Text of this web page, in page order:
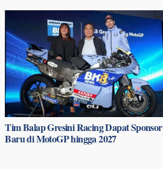
Tim Balap Gresini Racing Dapat Sponsor
Baru di MotoGP hingga 2027